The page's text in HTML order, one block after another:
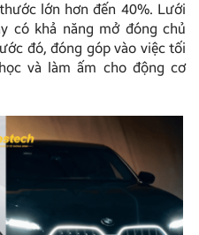
lớn hơn đến 40%. Lưới
có khả năng mở đóng chủ
đó, đóng góp vào việc tối
và làm ấm cho động cơ